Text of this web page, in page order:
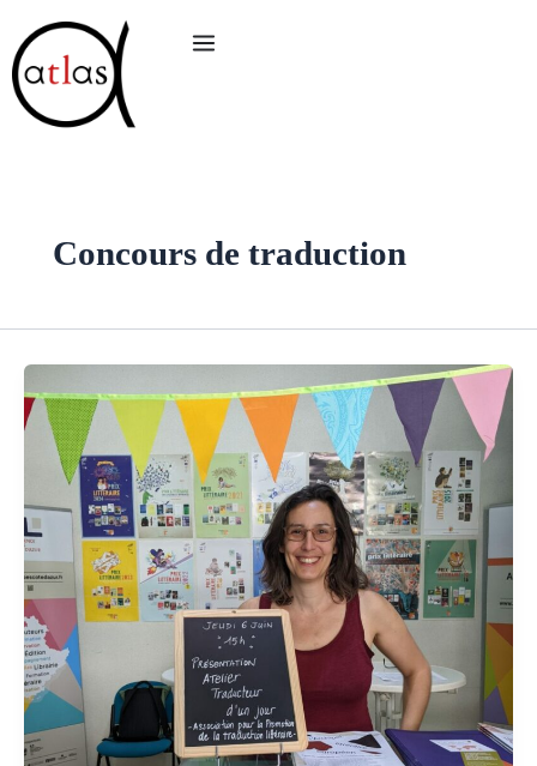
au
contenu
Concours de traduction